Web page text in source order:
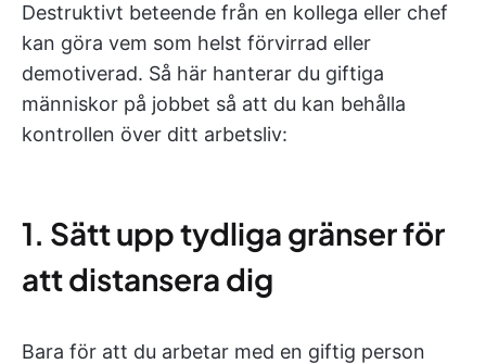
Destruktivt beteende från en kollega eller chef
kan göra vem som helst förvirrad eller
demotiverad. Så här hanterar du giftiga
människor på jobbet så att du kan behålla
kontrollen över ditt arbetsliv:
1. Sätt upp tydliga gränser för
att distansera dig
Bara för att du arbetar med en giftig person